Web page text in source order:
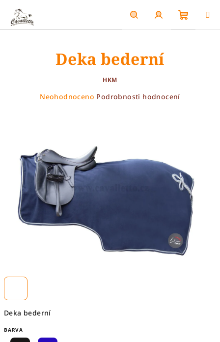
obsah
HledatPřihlášení
Deka bederní
BARVA
Deka bederní
HKM
Průměrné
5
hvězdiček.
Neohodnoceno Podrobnosti hodnocení